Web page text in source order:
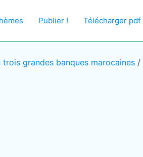
Publier ! Télécharger pdf
trois grandes banques marocaines /